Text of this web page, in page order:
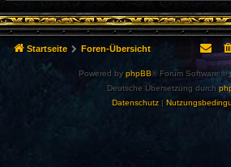
Startseite Foren-Übersicht
Powered by phpBB® Forum Software ©
Deutsche Übersetzung durch
Datenschutz|